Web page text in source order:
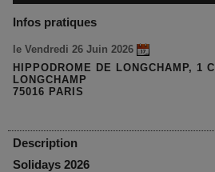
Infos pratiques
le Vendredi 26 Juin 2026
HIPPODROME DE LONGCHAMP, 1
LONGCHAMP
75016 PARIS
Description
Solidays 2026